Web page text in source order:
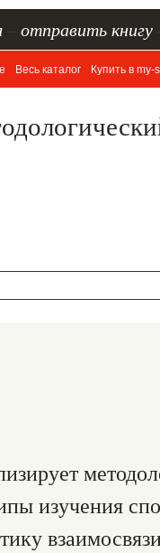
отправить книгу
Весь каталог Купить в my-
изучения